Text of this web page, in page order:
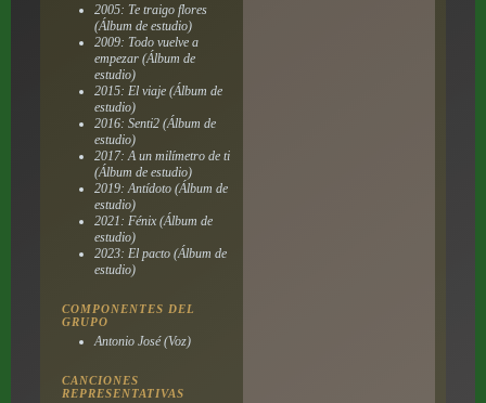
2005: Te traigo flores
(Álbum de estudio)
2009: Todo vuelve a
empezar (Álbum de
estudio)
2015: El viaje (Álbum de
estudio)
2016: Senti2 (Álbum de
estudio)
2017: A un milímetro de ti
(Álbum de estudio)
2019: Antídoto (Álbum de
estudio)
2021: Fénix (Álbum de
estudio)
2023: El pacto (Álbum de
estudio)
COMPONENTES DEL
GRUPO
Antonio José (Voz)
CANCIONES
REPRESENTATIVAS